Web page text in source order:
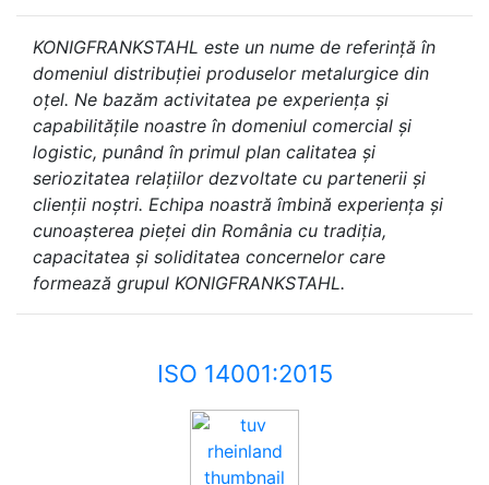
KONIGFRANKSTAHL este un nume de referință în
domeniul distribuției produselor metalurgice din
oțel. Ne bazăm activitatea pe experiența și
capabilitățile noastre în domeniul comercial și
logistic, punând în primul plan calitatea și
seriozitatea relațiilor dezvoltate cu partenerii și
clienții noștri. Echipa noastră îmbină experiența și
cunoașterea pieței din România cu tradiția,
capacitatea și soliditatea concernelor care
formează grupul KONIGFRANKSTAHL.
ISO 14001:2015